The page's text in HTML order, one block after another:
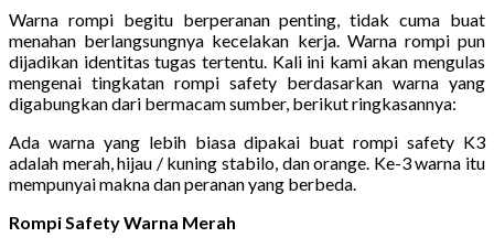
Warna rompi begitu berperanan penting, tidak cuma buat
menahan berlangsungnya kecelakan kerja. Warna rompi pun
dijadikan identitas tugas tertentu. Kali ini kami akan mengulas
mengenai tingkatan rompi safety berdasarkan warna yang
digabungkan dari bermacam sumber, berikut ringkasannya:
Ada warna yang lebih biasa dipakai buat rompi safety K3
adalah merah, hijau / kuning stabilo, dan orange. Ke-3 warna itu
mempunyai makna dan peranan yang berbeda.
Rompi Safety Warna Merah